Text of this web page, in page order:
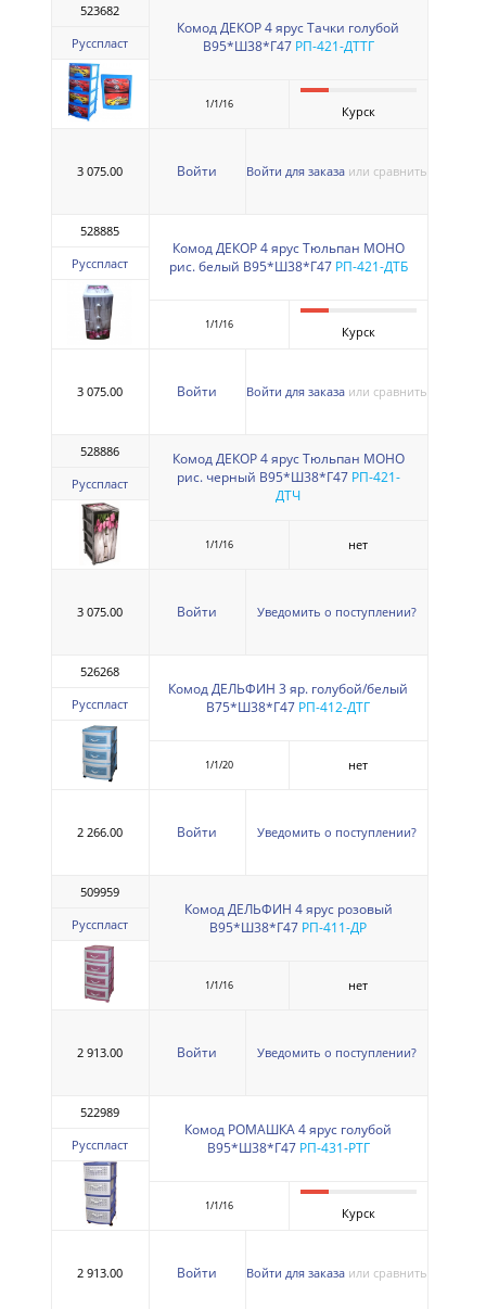
523682
Русспласт
Комод ДЕКОР 4 ярус Тачки голубой
В95*Ш38*Г47 РП-421-ДТТГ
1/1/16 Курск
3 075.00 Войти Войти для заказа или сравнить
528885
Русспласт
Комод ДЕКОР 4 ярус Тюльпан МОНО
рис. белый В95*Ш38*Г47 РП-421-ДТБ
1/1/16 Курск
3 075.00 Войти Войти для заказа или сравнить
528886
Русспласт
Комод ДЕКОР 4 ярус Тюльпан МОНО
рис. черный В95*Ш38*Г47 РП-421-
ДТЧ
1/1/16 нет
3 075.00 Войти Уведомить о поступлении?
526268
Русспласт
Комод ДЕЛЬФИН 3 яр. голубой/белый
В75*Ш38*Г47 РП-412-ДТГ
1/1/20 нет
2 266.00 Войти Уведомить о поступлении?
509959
Русспласт
Комод ДЕЛЬФИН 4 ярус розовый
В95*Ш38*Г47 РП-411-ДР
1/1/16 нет
2 913.00 Войти Уведомить о поступлении?
522989
Русспласт
Комод РОМАШКА 4 ярус голубой
В95*Ш38*Г47 РП-431-РТГ
1/1/16 Курск
2 913.00 Войти Войти для заказа или сравнить